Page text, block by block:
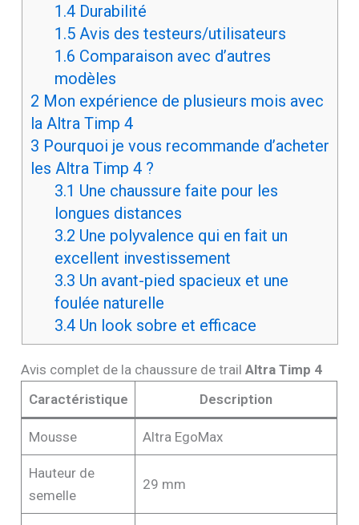
1.4Durabilité
1.5Avis des testeurs/utilisateurs
1.6 Comparaison avec d’autres
modèles
2 Mon expérience de plusieurs mois avec
la Altra Timp 4
3 Pourquoi je vous recommande d’acheter
les Altra Timp 4 ?
3.1 Une chaussure faite pour les
longues distances
3.2 Une polyvalence qui en fait un
excellent investissement
3.3 Un avant-pied spacieux et une
foulée naturelle
3.4Un look sobre et efficace
Avis complet de la chaussure de trailAltra Timp 4
Caractéristique
Description
Mousse Altra EgoMax
Hauteur de
semelle
29 mm